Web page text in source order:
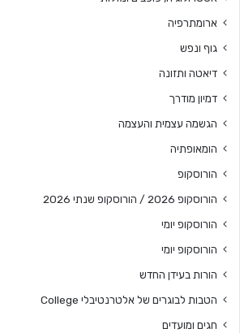
ארומתרפיה
גוף ונפש
דיאטה ותזונה
דמיון מודרך
הגשמה עצמית והעצמה
הומאופתיה
הורוסקופ
הורוסקופ 2026 / הורוסקופ שנתי 2026
הורוסקופ יומי
הורוסקופ יומי
הורות בעידן החדש
הטבות לבוגרים של אלטרנטיבלי College
חגים ומועדים